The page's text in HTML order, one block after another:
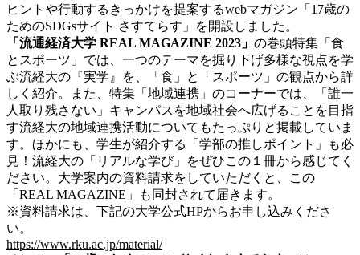
ヒントや行動するきっかけを提案するwebマガジン「17歳の
ためのSDGsサイト さすてらす」を開設しました。
「流通経済大学 REAL MAGAZINE 2023」 の巻頭特集「食
とスポーツ」では、一つのテーマを掘り下げ多様な視点を学
ぶ流経大の『実学』を、「食」と「スポーツ」の観点から詳
しく紹介。また、特集「地域連携」のコーナーでは、「誰一
人取り残さない」キャンパスを地域社会へ広げることを目指
す流経大の地域連携活動についてもたっぷりと掲載していま
す。ほかにも、学生が紹介する「学部の推しポイント」も必
見！流経大の「リアルな学び」をぜひこの１冊から感じてく
ださい。大学案内の資料請求をしていただくと、この
「REAL MAGAZINE」も同封されて届きます。
※資料請求は、下記の大学公式HPからお申し込みくださ
い。
https://www.rku.ac.jp/material/